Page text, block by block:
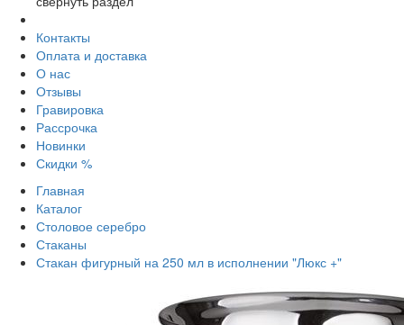
Контакты
Оплата и доставка
О нас
Отзывы
Гравировка
Рассрочка
Новинки
Скидки %
Главная
Каталог
Столовое серебро
Стаканы
Стакан фигурный на 250 мл в исполнении "Люкс +"